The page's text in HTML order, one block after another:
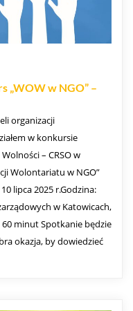
„WOW w NGO” –
organizacji
w konkursie
– CRSO w
Wolontariatu w NGO”
lipca 2025 r.Godzina:
w Katowicach,
minut Spotkanie będzie
okazja, by dowiedzieć